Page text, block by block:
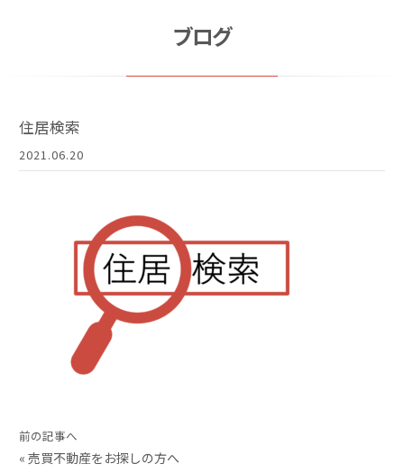
ブログ
住居検索
2021.06.20
前の記事へ
« 売買不動産をお探しの方へ